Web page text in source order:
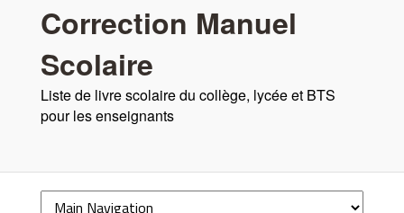
Correction Manuel
Scolaire
Liste de livre scolaire du collège, lycée et BTS
pour les enseignants